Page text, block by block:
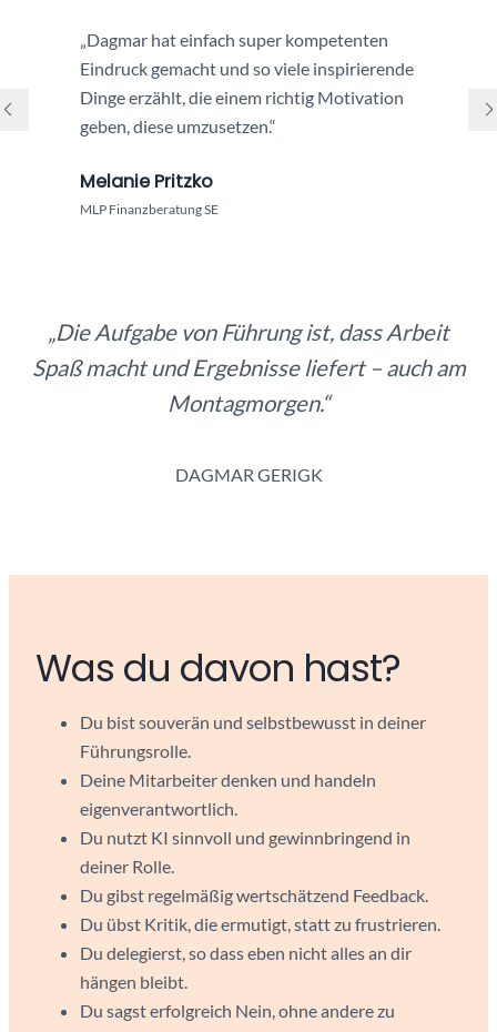
„Dagmar hat einfach super kompetenten
Eindruck gemacht und so viele inspirierende
Dinge erzählt, die einem richtig Motivation
geben, diese umzusetzen.“
Melanie Pritzko
MLP Finanzberatung SE
„Die Aufgabe von Führung ist, dass Arbeit
Spaß macht und Ergebnisse liefert – auch am
Montagmorgen.“
DAGMAR GERIGK
Was du davon hast?
Du bist souverän und selbstbewusst in deiner
Führungsrolle.
Deine Mitarbeiter denken und handeln
eigenverantwortlich.
Du nutzt KI sinnvoll und gewinnbringend in
deiner Rolle.
Du gibst regelmäßig wertschätzend Feedback.
Du übst Kritik, die ermutigt, statt zu frustrieren.
Du delegierst, so dass eben nicht alles an dir
hängen bleibt.
Du sagst erfolgreich Nein, ohne andere zu